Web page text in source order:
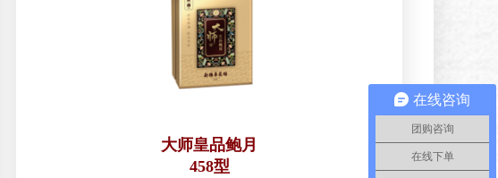
大师皇品鲍月
458型
在线咨询
团购咨询
在线下单